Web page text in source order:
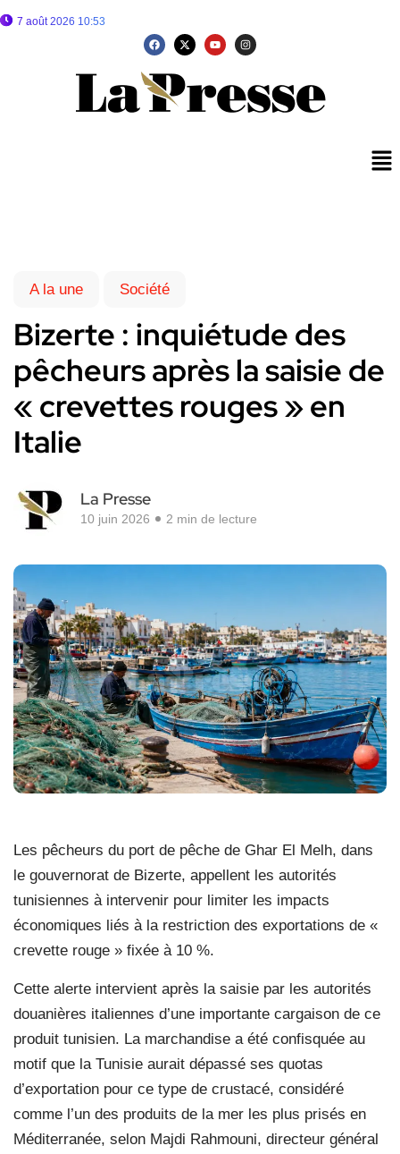
7 août 2026 10:53
A la une Société
Bizerte : inquiétude des
pêcheurs après la saisie de
« crevettes rouges » en
Italie
La Presse
10 juin 2026 2 min de lecture
Les pêcheurs du port de pêche de Ghar El Melh, dans
le gouvernorat de Bizerte, appellent les autorités
tunisiennes à intervenir pour limiter les impacts
économiques liés à la restriction des exportations de «
crevette rouge » fixée à 10 %.
Cette alerte intervient après la saisie par les autorités
douanières italiennes d’une importante cargaison de ce
produit tunisien. La marchandise a été confisquée au
motif que la Tunisie aurait dépassé ses quotas
d’exportation pour ce type de crustacé, considéré
comme l’un des produits de la mer les plus prisés en
Méditerranée, selon Majdi Rahmouni, directeur général